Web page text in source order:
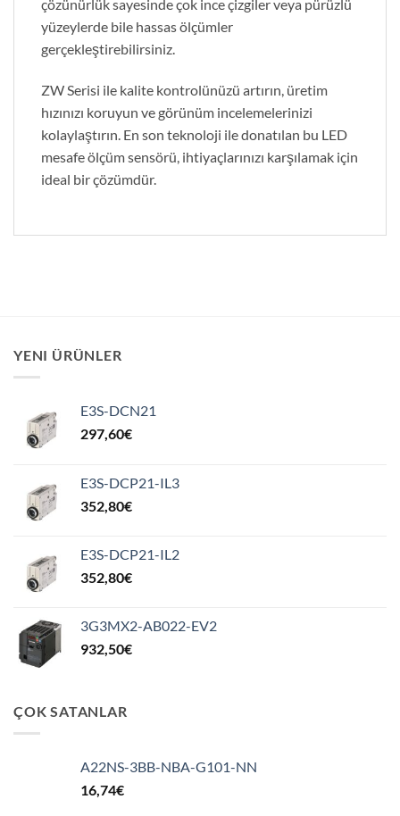
çözünürlük sayesinde çok ince çizgiler veya pürüzlü
yüzeylerde bile hassas ölçümler
gerçekleştirebilirsiniz.
ZW Serisi ile kalite kontrolünüzü artırın, üretim
hızınızı koruyun ve görünüm incelemelerinizi
kolaylaştırın. En son teknoloji ile donatılan bu LED
mesafe ölçüm sensörü, ihtiyaçlarınızı karşılamak için
ideal bir çözümdür.
YENI ÜRÜNLER
E3S-DCN21
297,60€
E3S-DCP21-IL3
352,80€
E3S-DCP21-IL2
352,80€
3G3MX2-AB022-EV2
932,50€
ÇOK SATANLAR
A22NS-3BB-NBA-G101-NN
16,74€